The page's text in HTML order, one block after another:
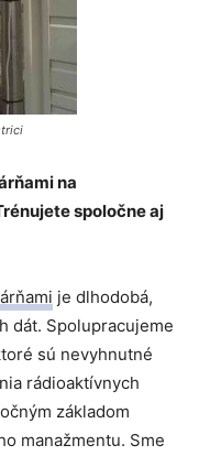
na
spoločne aj
je dlhodobá,
dát. Spolupracujeme
sú nevyhnutné
rádioaktívnych
základom
manažmentu. Sme